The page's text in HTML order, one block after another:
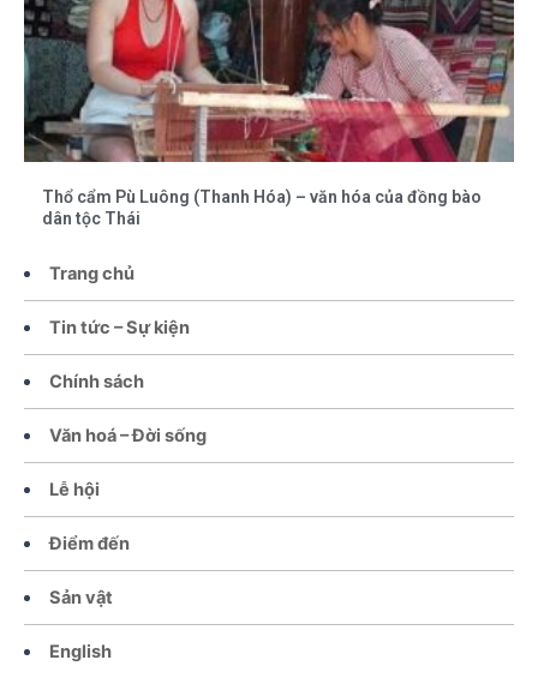
Trang chủ
Tin tức – Sự kiện
Chính sách
Văn hoá – Đời sống
Lễ hội
Điểm đến
Sản vật
English
Thổ cẩm Pù Luông (Thanh Hóa) – văn hóa của đồng bào
dân tộc Thái